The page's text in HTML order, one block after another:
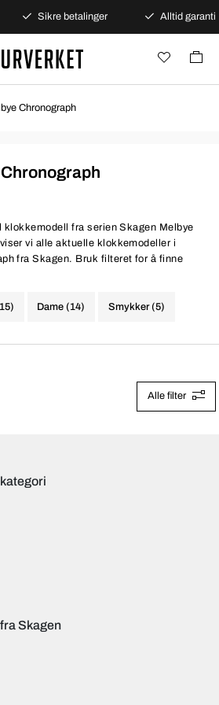
Sikre betalinger Alltid garanti
Chronograph
klokkemodell fra serien Skagen Melbye
vi alle aktuelle klokkemodeller i
fra Skagen. Bruk filteret for å finne
Dame (14) Smykker (5)
Alle filter
Skagen